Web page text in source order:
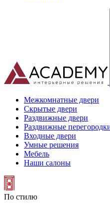
Межкомнатные двери
Скрытые двери
Раздвижные двери
Раздвижные
Входные двери
Умные решения
Мебель
Наши салоны
По стилю